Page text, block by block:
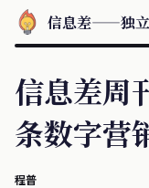
信息差——独立
信息差周
条数字营
程普